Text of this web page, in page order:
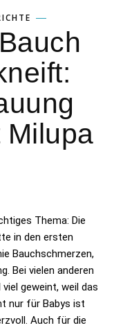
Thema: Die
in den ersten
Bauchschmerzen,
Bei vielen anderen
geweint, weil das
nur für Babys ist
Auch für die